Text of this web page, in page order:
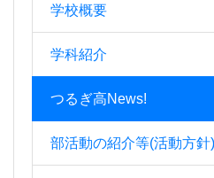
学校概要
学科紹介
つるぎ高News!
部活動の紹介等(活動方針)